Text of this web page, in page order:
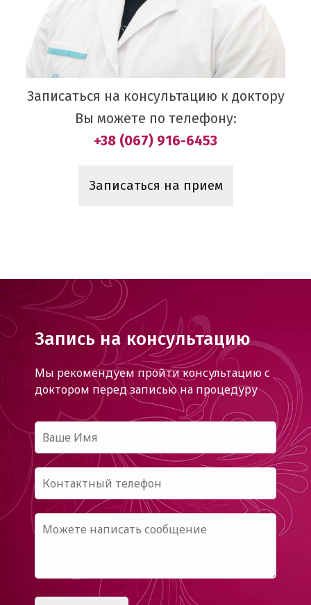
Записаться на консультацию к доктору
Вы можете по телефону:
+38 (067) 916-6453
Записаться на прием
Запись на консультацию
Мы рекомендуем пройти консультацию с
доктором перед записью на процедуру